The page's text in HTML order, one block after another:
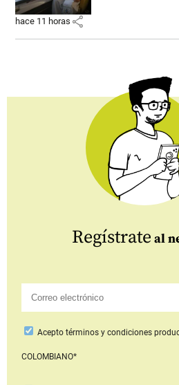
hace 11 horas share
Regístrate al
Aceptotérminos y condiciones
COLOMBIANO*